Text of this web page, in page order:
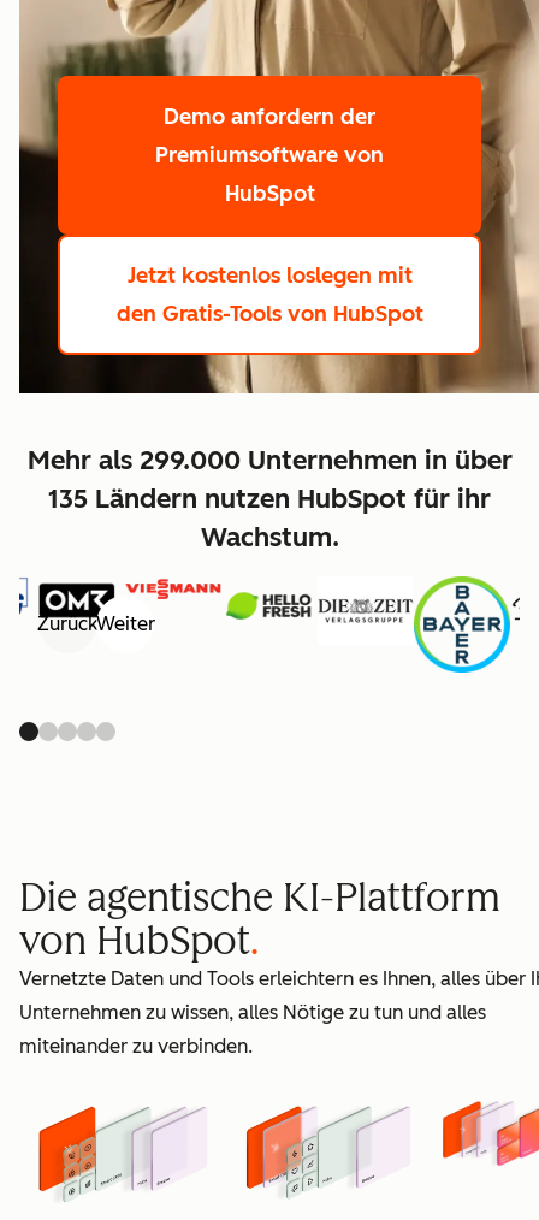
Demo anfordern der
Premiumsoftware von
HubSpot
Jetzt kostenlos loslegen mit
den Gratis-Tools von HubSpot
Mehr als 299.000 Unternehmen in über
135 Ländern nutzen HubSpot für ihr
Wachstum.
ZurückWeiter
Die agentische KI-Plattform
von HubSpot
Vernetzte Daten und Tools erleichtern es Ihnen, alles über
Unternehmen zu wissen, alles Nötige zu tun und alles
miteinander zu verbinden.